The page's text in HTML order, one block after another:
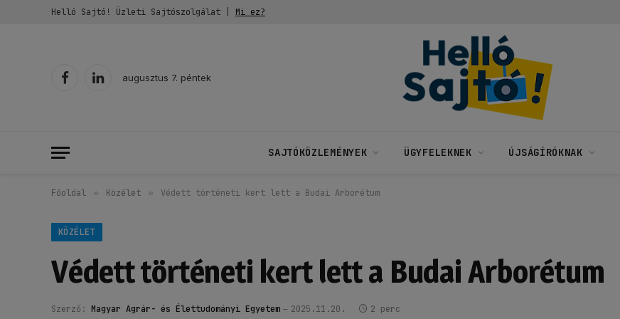
Helló Sajtó! Üzleti Sajtószolgálat | Mi ez?
FacebookLinkedIn
augusztus 7. péntek
SAJTÓKÖZLEMÉNYEK ÜGYFELEKNEK ÚJSÁGÍRÓKNAK
Főoldal » Közélet » Védett történeti kert lett a Budai Arborétum
KÖZÉLET
Védett történeti kert lett a Budai Arborétum
Szerző: Magyar Agrár- és Élettudományi Egyetem 2025.11.20. 2 perc